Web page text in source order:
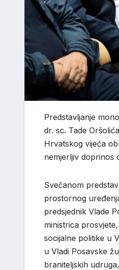
Predstavljanje
dr. sc. Tade
Hrvatskog vijeća
nemjerljiv doprinos
Svečanom
prostornog
predsjednik Vlade
ministrica
socijalne politike u
u Vladi Posavske
braniteljskih